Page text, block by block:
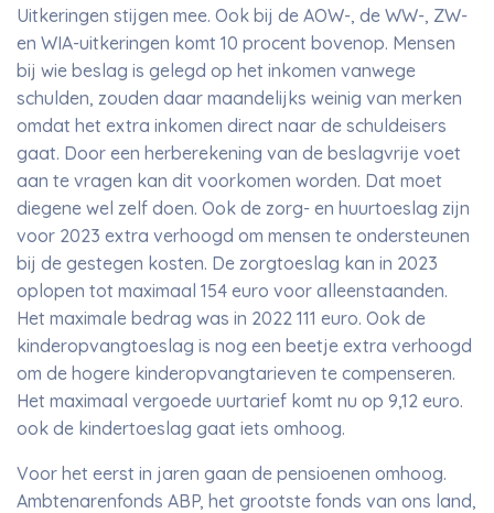
Uitkeringen stijgen mee. Ook bij de AOW-, de WW-, ZW-
en WIA-uitkeringen komt 10 procent bovenop. Mensen
bij wie beslag is gelegd op het inkomen vanwege
schulden, zouden daar maandelijks weinig van merken
omdat het extra inkomen direct naar de schuldeisers
gaat. Door een herberekening van de beslagvrije voet
aan te vragen kan dit voorkomen worden. Dat moet
diegene wel zelf doen. Ook de zorg- en huurtoeslag zijn
voor 2023 extra verhoogd om mensen te ondersteunen
bij de gestegen kosten. De zorgtoeslag kan in 2023
oplopen tot maximaal 154 euro voor alleenstaanden.
Het maximale bedrag was in 2022 111 euro. Ook de
kinderopvangtoeslag is nog een beetje extra verhoogd
om de hogere kinderopvangtarieven te compenseren.
Het maximaal vergoede uurtarief komt nu op 9,12 euro.
ook de kindertoeslag gaat iets omhoog.
Voor het eerst in jaren gaan de pensioenen omhoog.
Ambtenarenfonds ABP, het grootste fonds van ons land,